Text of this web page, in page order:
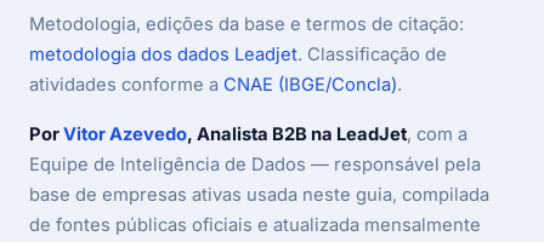
Metodologia, edições da base e termos de citação:
metodologia dos dados Leadjet. Classificação de
atividades conforme a CNAE (IBGE/Concla).
PorVitor Azevedo, Analista B2B na LeadJet, com a
Equipe de Inteligência de Dados — responsável pela
base de empresas ativas usada neste guia, compilada
de fontes públicas oficiais e atualizada mensalmente